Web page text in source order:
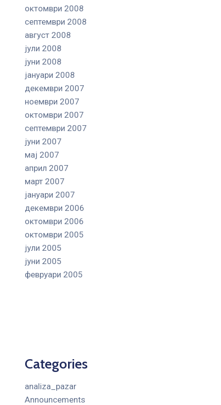
октомври 2008
септември 2008
август 2008
јули 2008
јуни 2008
јануари 2008
декември 2007
ноември 2007
октомври 2007
септември 2007
јуни 2007
мај 2007
април 2007
март 2007
јануари 2007
декември 2006
октомври 2006
октомври 2005
јули 2005
јуни 2005
февруари 2005
Categories
analiza_pazar
Announcements